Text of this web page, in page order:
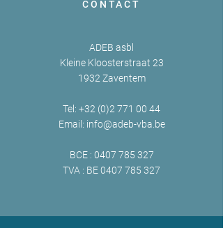
CONTACT
ADEB asbl
Kleine Kloosterstraat 23
1932 Zaventem
Tel: +32 (0)2 771 00 44
Email: info@adeb-vba.be
BCE : 0407 785 327
TVA : BE0407 785 327